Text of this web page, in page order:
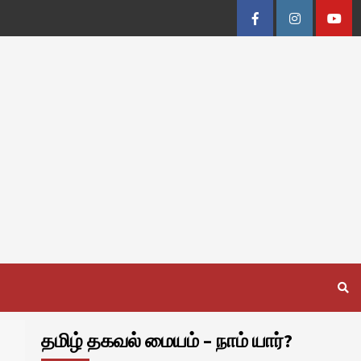
FacebookInstagram
தமிழ் தகவல் மையம் – நாம் யார்?